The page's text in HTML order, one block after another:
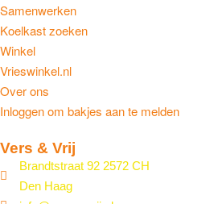
Samenwerken
Koelkast zoeken
Winkel
Vrieswinkel.nl
Over ons
Inloggen om bakjes aan te melden
Vers & Vrij
Brandtstraat 92 2572 CH
Den Haag